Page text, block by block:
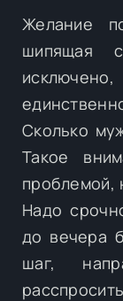
Желание
шипящая
Сколько
Такое
проблемой,
Надо
до вечера
шаг,